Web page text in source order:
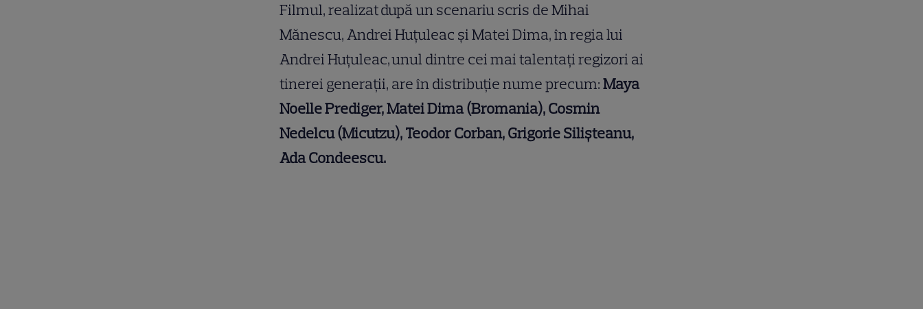
Filmul, realizat după un scenariu scris de Mihai
Mănescu, Andrei Huțuleac și Matei Dima, în regia lui
Andrei Huțuleac, unul dintre cei mai talentaţi regizori ai
tinerei generaţii, are în distribuţie nume precum:Maya
Noelle Prediger, Matei Dima (Bromania), Cosmin
Nedelcu (Micutzu), Teodor Corban, Grigorie Silișteanu,
Ada Condeescu.